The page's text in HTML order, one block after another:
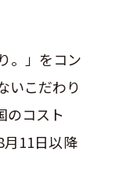
。」をコン
いこだわり
のコスト
月11日以降